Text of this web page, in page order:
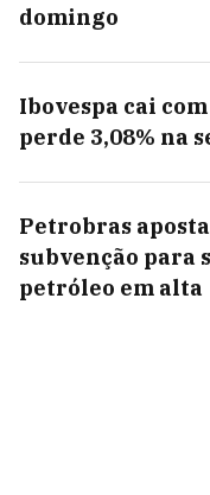
domingo
Ibovespa cai
perde 3,08% na
Petrobras
subvenção para
petróleo em alta